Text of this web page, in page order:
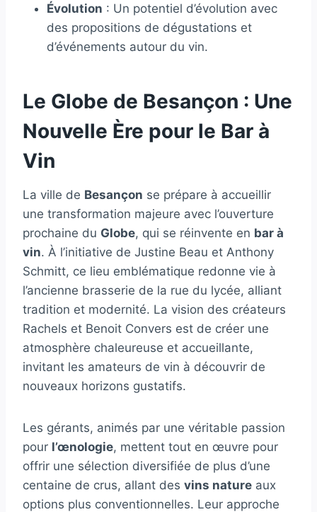
Évolution : Un potentiel d’évolution avec
des propositions de dégustations et
d’événements autour du vin.
Le Globe de Besançon : Une
Nouvelle Ère pour le Bar à
Vin
La ville de Besançon se prépare à accueillir
une transformation majeure avec l’ouverture
prochaine du Globe, qui se réinvente en bar à
vin. À l’initiative de Justine Beau et Anthony
Schmitt, ce lieu emblématique redonne vie à
l’ancienne brasserie de la rue du lycée, alliant
tradition et modernité. La vision des créateurs
Rachels et Benoit Convers est de créer une
atmosphère chaleureuse et accueillante,
invitant les amateurs de vin à découvrir de
nouveaux horizons gustatifs.
Les gérants, animés par une véritable passion
pour l’œnologie, mettent tout en œuvre pour
offrir une sélection diversifiée de plus d’une
centaine de crus, allant des vins nature aux
options plus conventionnelles. Leur approche